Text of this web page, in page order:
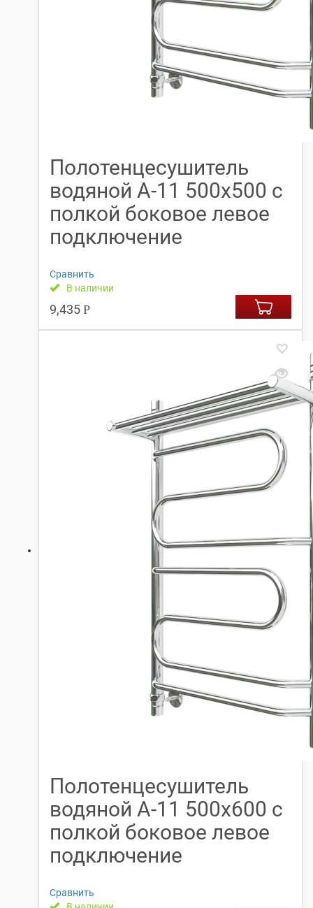
Полотенцесушитель
водяной А-11 500х500 с
полкой боковое левое
подключение
Сравнить
В наличии
9,435 Р
Полотенцесушитель
водяной А-11 500х600 с
полкой боковое левое
подключение
Сравнить